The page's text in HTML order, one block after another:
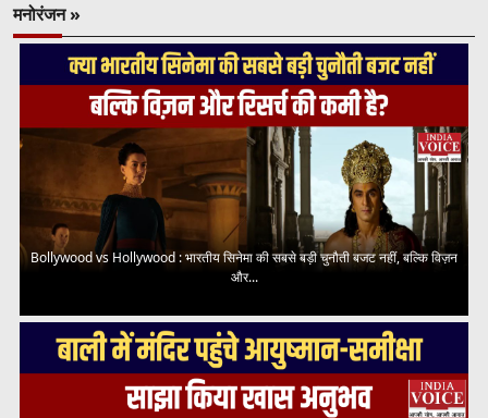
मनोरंजन »
Bollywood vs Hollywood : भारतीय सिनेमा की सबसे बड़ी चुनौती बजट नहीं, बल्कि विज़न
और...